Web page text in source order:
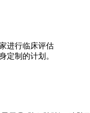
进行临床评估
定制的计划。